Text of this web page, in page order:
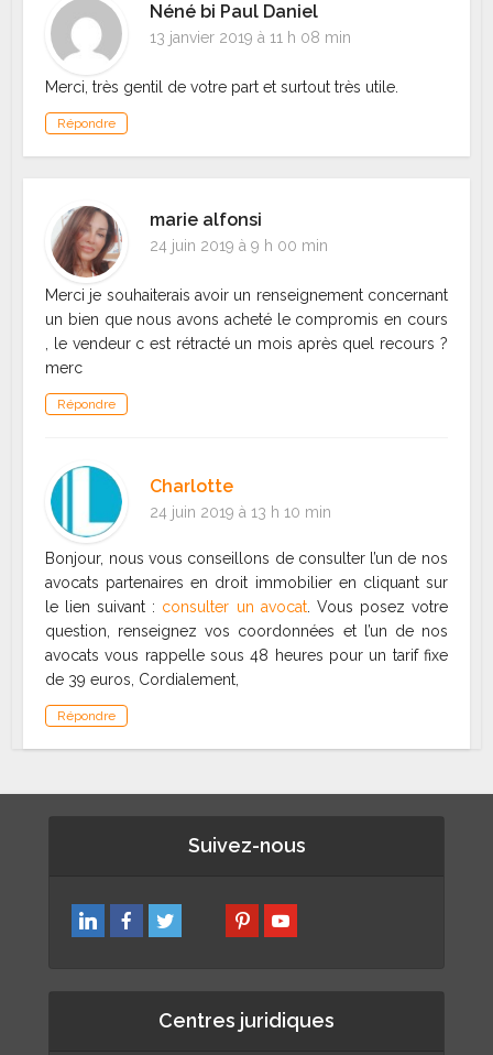
Néné bi Paul Daniel
13 janvier 2019 à 11 h 08 min
Merci, très gentil de votre part et surtout très utile.
Répondre
marie alfonsi
24 juin 2019 à 9 h 00 min
Merci je souhaiterais avoir un renseignement concernant
un bien que nous avons acheté le compromis en cours
, le vendeur c est rétracté un mois après quel recours ?
merc
Répondre
Charlotte
24 juin 2019 à 13 h 10 min
Bonjour, nous vous conseillons de consulter l’un de nos
avocats partenaires en droit immobilier en cliquant sur
le lien suivant : consulter un avocat. Vous posez votre
question, renseignez vos coordonnées et l’un de nos
avocats vous rappelle sous 48 heures pour un tarif fixe
de 39 euros, Cordialement,
Répondre
Suivez-nous
Centres juridiques